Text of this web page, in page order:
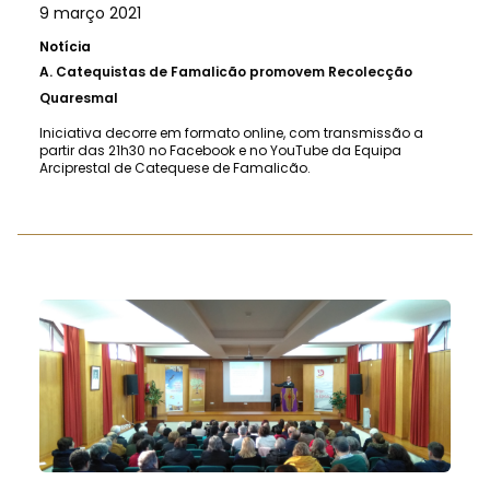
9 março 2021
Notícia
A. Catequistas de Famalicão promovem Recolecção
Quaresmal
Iniciativa decorre em formato online, com transmissão a
partir das 21h30 no Facebook e no YouTube da Equipa
Arciprestal de Catequese de Famalicão.